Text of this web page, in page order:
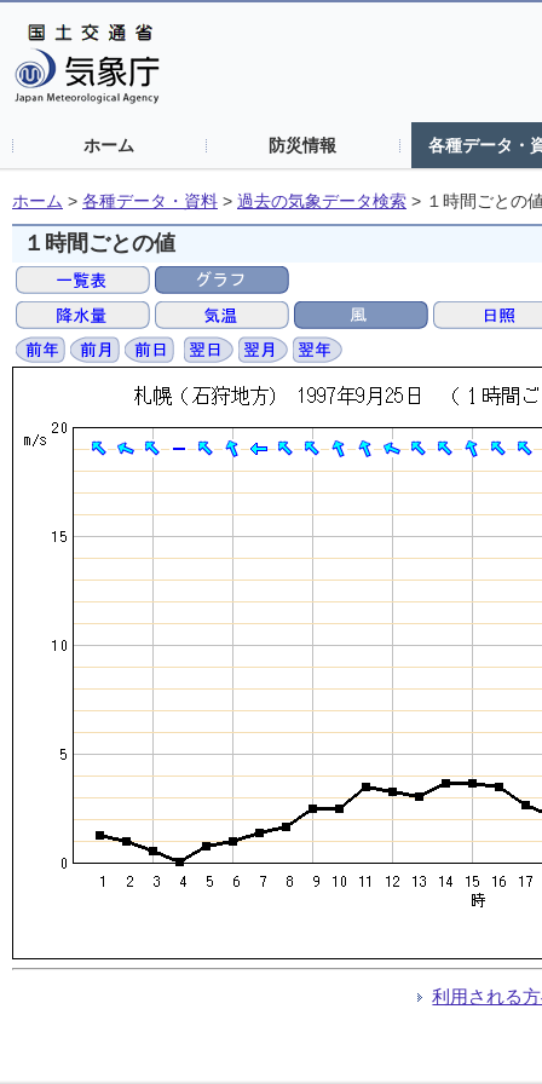
ホーム 防災情報 各種データ・
ホーム > 各種データ・資料 > 過去の気象データ検索 > １時間ごとの
１時間ごとの値
利用される